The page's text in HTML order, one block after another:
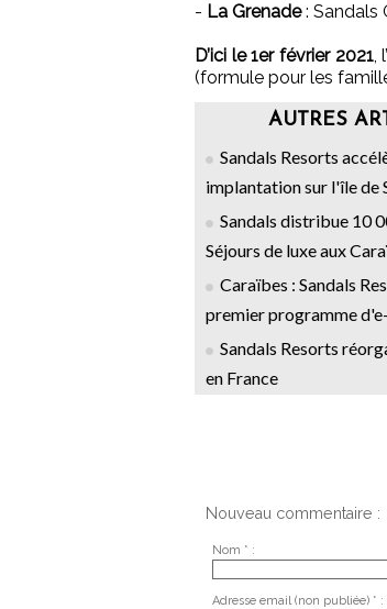
- La Grenade: Sandals
D’ici le 1er février 2021,
(formule pour les
AUTRES
Sandals Resorts
implantation sur l'île de
Sandals distribue 10
Séjours de luxe aux
Caraïbes : Sandals
premier programme
Sandals Resorts
en France
Nouveau commentaire :
Nom * :
Adresse email (non publiée) * :